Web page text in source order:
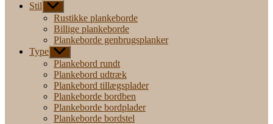
Stil Vis
undermenu
Rustikke plankeborde
Billige plankeborde
Plankeborde genbrugsplanker
Type Vis
undermenu
Plankebord rundt
Plankebord udtræk
Plankebord tillægsplader
Plankeborde bordben
Plankeborde bordplader
Plankeborde bordstel